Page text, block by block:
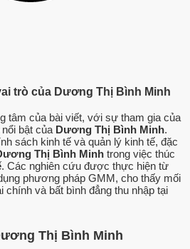
trò của Dương Thị Bình Minh
tâm của bài viết, với sự tham gia của
bật của Dương Thị Bình Minh.
sách kinh tế và quản lý kinh tế, đặc
Thị Bình Minh trong việc thúc
. Các nghiên cứu được thực hiện từ
phương pháp GMM, cho thấy mối
chính và bất bình đẳng thu nhập tại
Thị Bình Minh